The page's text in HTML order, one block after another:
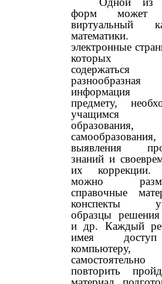
форм может
виртуальный
электронные
которых
содержаться
разнообразная
предмету,
учащимся
образования,
самообразования,
выявления
знаний и
их коррекции.
можно
справочные
конспекты
образцы решения
и др. Каждый
имея
компьютеру,
самостоятельно
повторить